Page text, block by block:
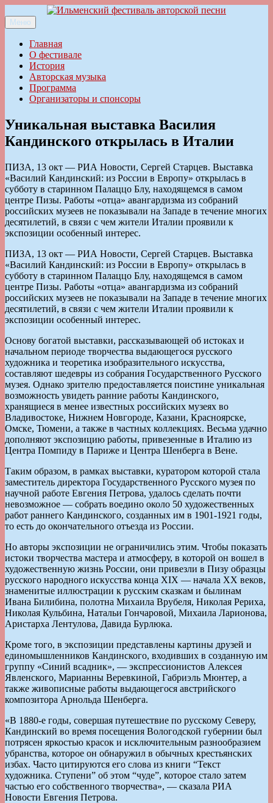
к
содержимому
Ильменский фестиваль авторской песни
Меню
Главная
О фестивале
История
Авторская музыка
Программа
Организаторы и спонсоры
Уникальная выставка Василия
Кандинского открылась в Италии
ПИЗА, 13 окт — РИА Новости, Сергей Старцев. Выставка
«Василий Кандинский: из России в Европу» открылась в
субботу в старинном Палаццо Блу, находящемся в самом
центре Пизы. Работы «отца» авангардизма из собраний
российских музеев не показывали на Западе в течение многих
десятилетий, в связи с чем жители Италии проявили к
экспозиции особенный интерес.
ПИЗА, 13 окт — РИА Новости, Сергей Старцев. Выставка
«Василий Кандинский: из России в Европу» открылась в
субботу в старинном Палаццо Блу, находящемся в самом
центре Пизы. Работы «отца» авангардизма из собраний
российских музеев не показывали на Западе в течение многих
десятилетий, в связи с чем жители Италии проявили к
экспозиции особенный интерес.
Основу богатой выставки, рассказывающей об истоках и
начальном периоде творчества выдающегося русского
художника и теоретика изобразительного искусства,
составляют шедевры из собрания Государственного Русского
музея. Однако зрителю предоставляется поистине уникальная
возможность увидеть ранние работы Кандинского,
хранящиеся в менее известных российских музеях во
Владивостоке, Нижнем Новгороде, Казани, Красноярске,
Омске, Тюмени, а также в частных коллекциях. Весьма удачно
дополняют экспозицию работы, привезенные в Италию из
Центра Помпиду в Париже и Центра Шенберга в Вене.
Таким образом, в рамках выставки, куратором которой стала
заместитель директора Государственного Русского музея по
научной работе Евгения Петрова, удалось сделать почти
невозможное — собрать воедино около 50 художественных
работ раннего Кандинского, созданных им в 1901-1921 годы,
то есть до окончательного отъезда из России.
Но авторы экспозиции не ограничились этим. Чтобы показать
истоки творчества мастера и атмосферу, в которой он вошел в
художественную жизнь России, они привезли в Пизу образцы
русского народного искусства конца ХIХ — начала ХХ веков,
знаменитые иллюстрации к русским сказкам и былинам
Ивана Билибина, полотна Михаила Врубеля, Николая Рериха,
Николая Кульбина, Натальи Гончаровой, Михаила Ларионова,
Аристарха Лентулова, Давида Бурлюка.
Кроме того, в экспозиции представлены картины друзей и
единомышленников Кандинского, входивших в созданную им
группу «Синий всадник», — экспрессионистов Алексея
Явленского, Марианны Веревкиной, Габриэль Мюнтер, а
также живописные работы выдающегося австрийского
композитора Арнольда Шенберга.
«В 1880-е годы, совершая путешествие по русскому Северу,
Кандинский во время посещения Вологодской губернии был
потрясен яркостью красок и исключительным разнообразием
убранства, которое он обнаружил в обычных крестьянских
избах. Часто цитируются его слова из книги “Текст
художника. Ступени” об этом “чуде”, которое стало затем
частью его собственного творчества», — сказала РИА
Новости Евгения Петрова.